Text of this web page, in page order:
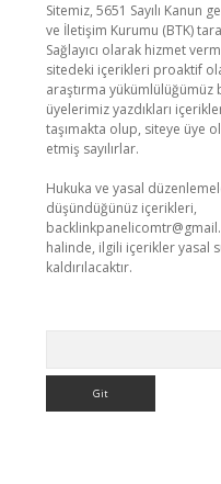
Sitemiz, 5651 Sayılı Kanun
ve İletişim Kurumu (BTK)
Sağlayıcı olarak hizmet
sitedeki içerikleri proaktif
araştırma yükümlülüğümüz
üyelerimiz yazdıkları
taşımakta olup, siteye üye
etmiş sayılırlar.
Hukuka ve yasal
düşündüğünüz içerikleri,
halinde, ilgili içerikler yasal
kaldırılacaktır.